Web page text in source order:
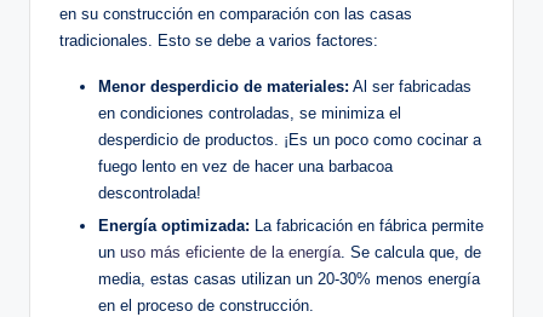
en su construcción en comparación con las casas
tradicionales. Esto se debe a varios factores:
Menor desperdicio de materiales: Al ser fabricadas
en condiciones controladas, se minimiza el
desperdicio de productos. ¡Es un poco como cocinar a
fuego lento en vez de hacer una barbacoa
descontrolada!
Energía optimizada: La fabricación en fábrica permite
un uso más eficiente de la energía . Se calcula que, de
media, estas casas utilizan un 20-30% menos energía
en el proceso de construcción.